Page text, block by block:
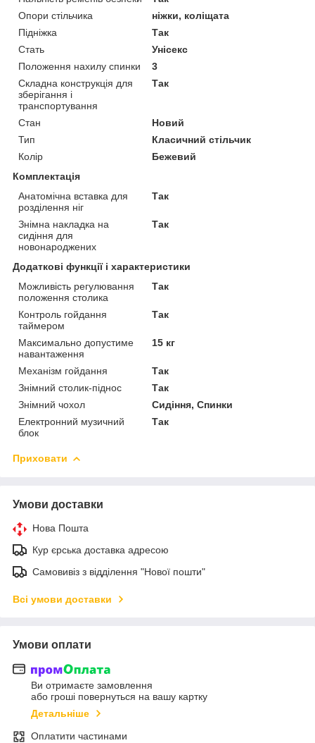
Опори стільчика
ніжки, коліщата
Підніжка
Так
Стать
Унісекс
Положення нахилу спинки
3
Складна конструкція для
зберігання і
транспортування
Так
Стан
Новий
Тип
Класичний стільчик
Колір
Бежевий
Комплектація
Анатомічна вставка для
розділення ніг
Так
Знімна накладка на
сидіння для
новонароджених
Так
Додаткові функції і характеристики
Можливість регулювання
положення столика
Так
Контроль гойдання
таймером
Так
Максимально допустиме
навантаження
15 кг
Механізм гойдання
Так
Знімний столик-піднос
Так
Знімний чохол
Сидіння, Спинки
Електронний музичний
блок
Так
Приховати
Умови доставки
Нова Пошта
Кур єрська доставка адресою
Самовивіз з відділення "Нової пошти"
Всі умови доставки
Умови оплати
Ви отримаєте замовлення
або гроші повернуться на вашу картку
Детальніше
Оплатити частинами